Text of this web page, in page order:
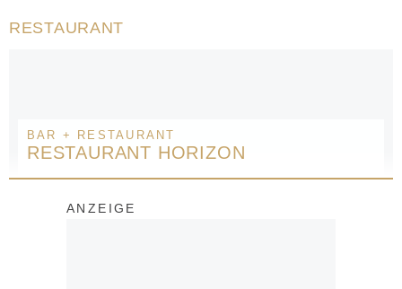
RESTAURANT
BAR + RESTAURANT
RESTAURANT HORIZON
ANZEIGE